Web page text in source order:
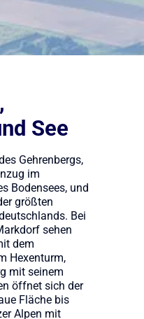
See
Gehrenbergs,
im
Bodensees, und
größten
Bei
sehen
dem
Hexenturm,
mit seinem
öffnet sich der
Fläche bis
Alpen mit